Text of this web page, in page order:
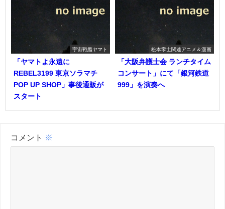
宇宙戦艦ヤマト
「ヤマトよ永遠に
REBEL3199 東京ソラマチ
POP UP SHOP」事後通販が
スタート
松本零士関連アニメ＆漫画
「大阪弁護士会 ランチタイム
コンサート」にて「銀河鉄道
999」を演奏へ
コメント ※